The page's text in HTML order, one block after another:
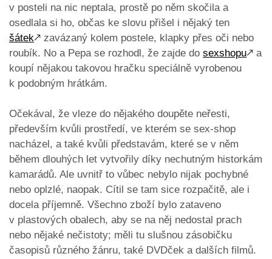
v posteli na nic neptala, prostě po něm skočila a
osedlala si ho, občas ke slovu přišel i nějaký ten
šátek🡕 zavázaný kolem postele, klapky přes oči nebo
roubík. No a Pepa se rozhodl, že zajde do sexshopu🡕 a
koupí nějakou takovou hračku speciálně vyrobenou
k podobným hrátkám.
Očekával, že vleze do nějakého doupěte neřesti,
především kvůli prostředí, ve kterém se sex-shop
nacházel, a také kvůli představám, které se v něm
během dlouhých let vytvořily díky nechutným historkám
kamarádů. Ale uvnitř to vůbec nebylo nijak pochybné
nebo oplzlé, naopak. Cítil se tam sice rozpačitě, ale i
docela příjemně. Všechno zboží bylo zataveno
v plastových obalech, aby se na něj nedostal prach
nebo nějaké nečistoty; měli tu slušnou zásobičku
časopisů různého žánru, také DVDček a dalších filmů.